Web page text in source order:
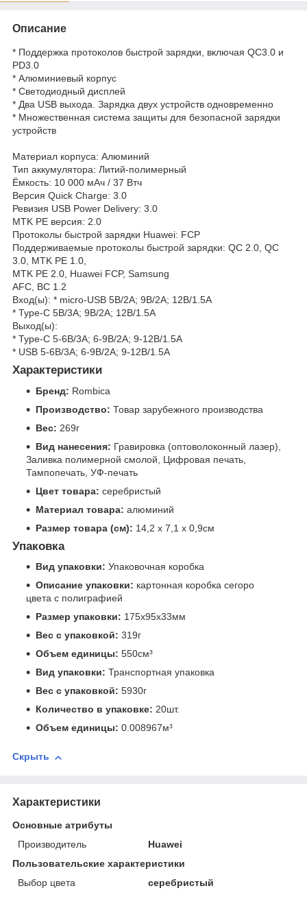
Описание
* Поддержка протоколов быстрой зарядки, включая QC3.0 и
PD3.0
* Алюминиевый корпус
* Светодиодный дисплей
* Два USB выхода. Зарядка двух устройств одновременно
* Множественная система защиты для безопасной зарядки
устройств
Материал корпуса: Алюминий
Тип аккумулятора: Литий-полимерный
Ёмкость: 10 000 мАч / 37 Втч
Версия Quick Charge: 3.0
Ревизия USB Power Delivery: 3.0
MTK PE версия: 2.0
Протоколы быстрой зарядки Huawei: FCP
Поддерживаемые протоколы быстрой зарядки: QC 2.0, QC
3.0, MTK PE 1.0,
MTK PE 2.0, Huawei FCP, Samsung
AFC, BC 1.2
Вход(ы): * micro-USB 5В/2А; 9В/2А; 12В/1.5A
* Type-C 5В/3А; 9В/2А; 12В/1.5A
Выход(ы):
* Type-C 5-6В/3А; 6-9В/2А; 9-12В/1.5А
* USB 5-6В/3А; 6-9В/2А; 9-12В/1.5А
Характеристики
Бренд: Rombica
Производство: Товар зарубежного производства
Вес: 269г
Вид нанесения: Гравировка (оптоволоконный лазер),
Заливка полимерной смолой, Цифровая печать,
Тампопечать, УФ-печать
Цвет товара: серебристый
Материал товара: алюминий
Размер товара (см): 14,2 х 7,1 х 0,9см
Упаковка
Вид упаковки: Упаковочная коробка
Описание упаковки: картонная коробка сегоро
цвета с полиграфией
Размер упаковки: 175x95x33мм
Вес с упаковкой: 319г
Объем единицы: 550см³
Вид упаковки: Транспортная упаковка
Вес с упаковкой: 5930г
Количество в упаковке: 20шт.
Объем единицы: 0.008967м³
Скрыть
Характеристики
Основные атрибуты
Производитель
Huawei
Пользовательские характеристики
Выбор цвета
серебристый